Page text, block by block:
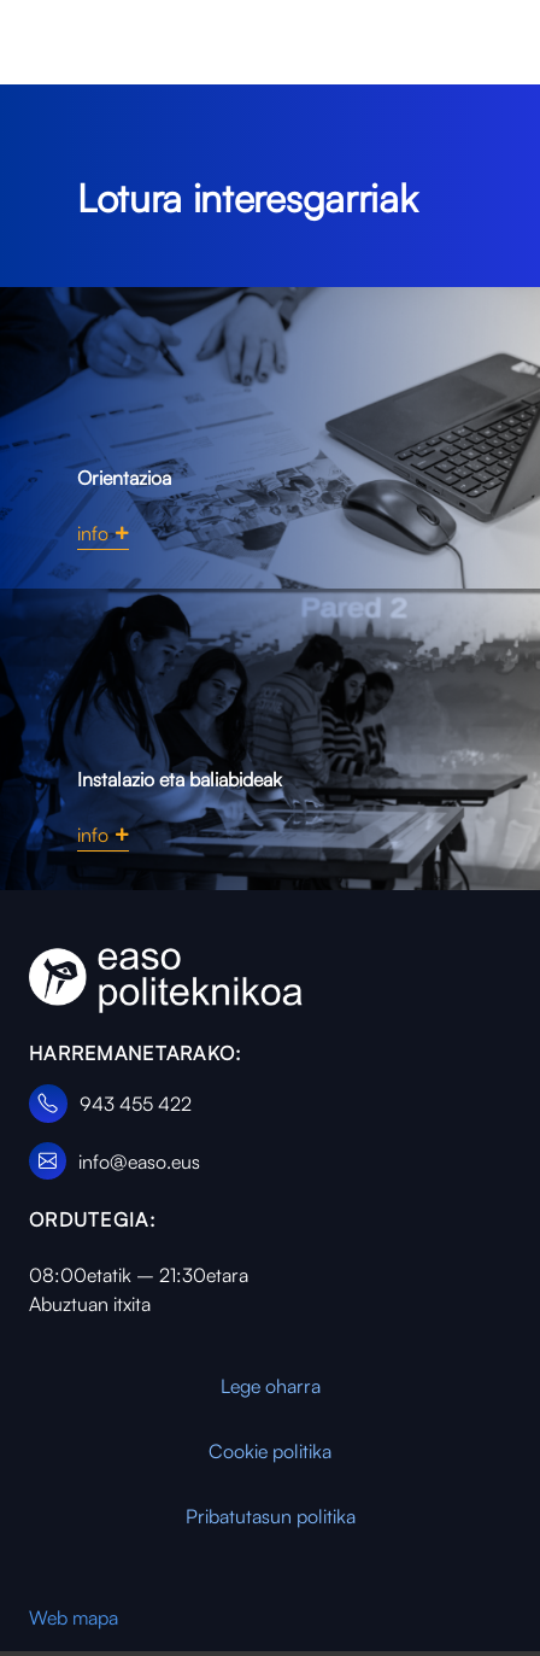
Lotura interesgarriak
Orientazioa
info
Instalazio eta baliabideak
info
HARREMANETARAKO:
943 455 422
info@easo.eus
ORDUTEGIA:
08:00etatik – 21:30etara
Abuztuan itxita
Lege oharra
Cookie politika
Pribatutasun politika
Web mapa